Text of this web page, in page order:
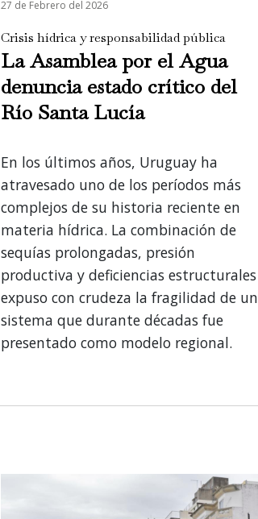
27 de Febrero del 2026
Crisis hídrica y responsabilidad pública
La Asamblea por el Agua
denuncia estado crítico del
Río Santa Lucía
En los últimos años, Uruguay ha
atravesado uno de los períodos más
complejos de su historia reciente en
materia hídrica. La combinación de
sequías prolongadas, presión
productiva y deficiencias estructurales
expuso con crudeza la fragilidad de un
sistema que durante décadas fue
presentado como modelo regional.